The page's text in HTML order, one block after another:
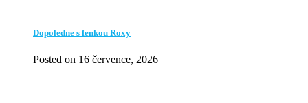
Dopoledne s fenkou Roxy
Posted on 16 července, 2026